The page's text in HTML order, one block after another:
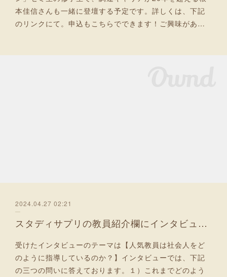
本佳信さんも一緒に登壇する予定です。詳しくは、下記
のリンクにて。申込もこちらでできます！ご興味があ…
2024.04.27 02:21
スタディサプリの教員紹介欄にインタビューが掲載されました！
受けたインタビューのテーマは【人気教員は社会人をど
のように指導しているのか？】インタビューでは、下記
の三つの問いに答えております。１）これまでどのよう